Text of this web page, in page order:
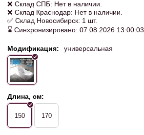
❌ Склад СПБ: Нет в наличии.
❌ Склад Краснодар: Нет в наличии.
✅ Склад Новосибирск: 1 шт.
⌛ Синхронизировано: 07.08.2026 13:00:03
Модификация: универсальная
Длина, см:
150 170